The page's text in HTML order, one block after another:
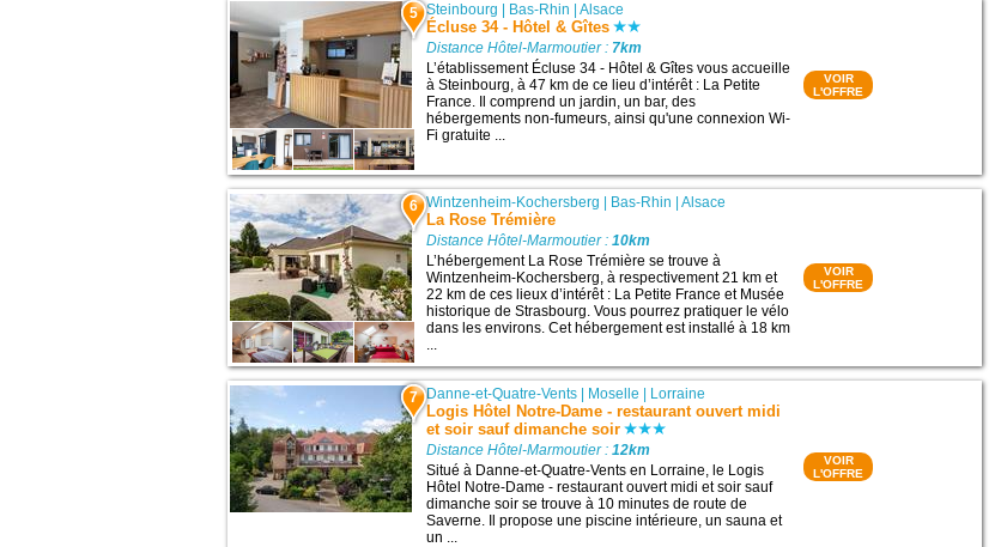
5 Steinbourg Bas-Rhin |Alsace
Écluse 34 - Hôtel & Gîtes
Distance Hôtel-Marmoutier : 7km
L’établissement Écluse 34 - Hôtel & Gîtes vous accueille
à Steinbourg, à 47 km de ce lieu d’intérêt : La Petite
France. Il comprend un jardin, un bar, des
hébergements non-fumeurs, ainsi qu'une connexion Wi-
Fi gratuite ...
VOIR
L'OFFRE
6 Wintzenheim-Kochersberg | Bas-Rhin |Alsace
La Rose Trémière
Distance Hôtel-Marmoutier :10km
L’hébergement La Rose Trémière se trouve à
Wintzenheim-Kochersberg, à respectivement 21 km et
22 km de ces lieux d’intérêt : La Petite France et Musée
historique de Strasbourg. Vous pourrez pratiquer le vélo
dans les environs. Cet hébergement est installé à 18 km
VOIR
L'OFFRE
7 Danne-et-Quatre-Vents | Moselle | Lorraine
Logis Hôtel Notre-Dame - restaurant ouvert midi
et soir sauf dimanche soir
Distance Hôtel-Marmoutier :12km
Situé à Danne-et-Quatre-Vents en Lorraine, le Logis
Hôtel Notre-Dame - restaurant ouvert midi et soir sauf
dimanche soir se trouve à 10 minutes de route de
Saverne. Il propose une piscine intérieure, un sauna et
un ...
VOIR
L'OFFRE